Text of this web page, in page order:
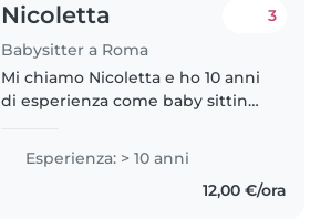
Nicoletta
Babysitter a Roma
3
Mi chiamo Nicoletta e ho 10 anni
di esperienza come baby sitting
asilo, pre scolare e scolastica. Ho
fatto corsi di disostruzione e
Esperienza: > 10 anni
12,00 €/ora